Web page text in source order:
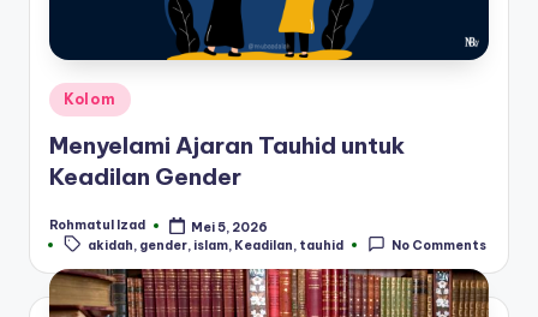
Posted
Kolom
Menyelami Ajaran Tauhid untuk
Keadilan Gender
Posted
by
Rohmatul Izad Mei 5, 2026
Tags:
akidah, gender, islam, Keadilan, tauhid No Comments